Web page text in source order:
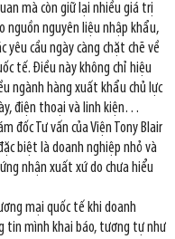
mà còn giữ lại nhiều giá trị
nguồn nguyên liệu nhập khẩu,
yêu cầu ngày càng chặt chẽ về
tế. Điều này không chỉ hiệu
ngành hàng xuất khẩu chủ lực
điện thoại và linh kiện…
đốc Tư vấn của Viện Tony Blair
biệt là doanh nghiệp nhỏ và
nhận xuất xứ do chưa hiểu
mại quốc tế khi doanh
tin mình khai báo, tương tự như